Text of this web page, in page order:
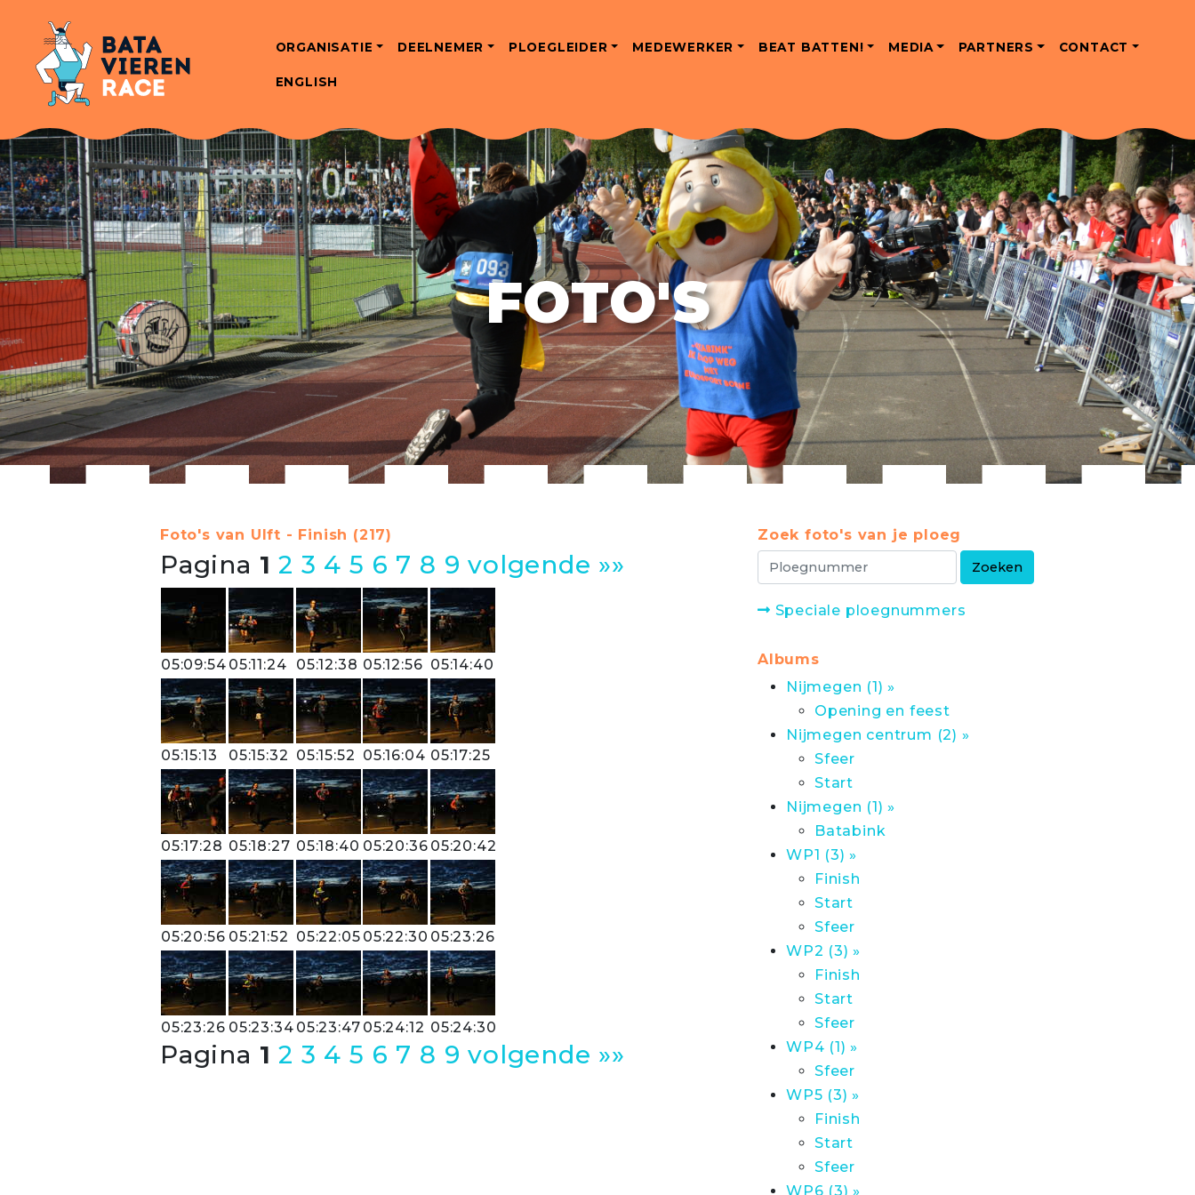
ORGANISATIE DEELNEMER PLOEGLEIDER MEDEWERKER BEAT BATTEN! MEDIA PARTNERS CONTACT
ENGLISH
FOTO'S
Foto's van Ulft - Finish (217)
Pagina 1 2 3 4 5 6 7 8 9 volgende »»
05:09:54 05:11:24 05:12:38 05:12:56 05:14:40
05:15:13 05:15:32 05:15:52 05:16:04 05:17:25
05:17:28 05:18:27 05:18:40 05:20:36 05:20:42
05:20:56 05:21:52 05:22:05 05:22:30 05:23:26
05:23:26 05:23:34 05:23:47 05:24:12 05:24:30
Pagina 1 2 3 4 5 6 7 8 9 volgende »»
Zoek foto's van je ploeg
Speciale ploegnummers
Albums
Nijmegen (1) »
Opening en feest
Nijmegen centrum (2) »
Sfeer
Start
Nijmegen (1) »
Batabink
WP1 (3) »
Finish
Start
Sfeer
WP2 (3) »
Finish
Start
Sfeer
WP4 (1) »
Sfeer
WP5 (3) »
Finish
Start
Sfeer
WP6 (3) »